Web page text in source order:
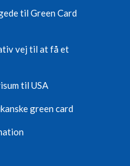
til Green Card
vej til at få et
til USA
green card